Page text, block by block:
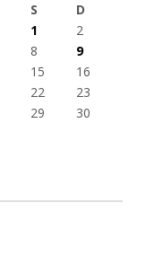
S
D
1
2
8
9
15
16
22
23
29
30